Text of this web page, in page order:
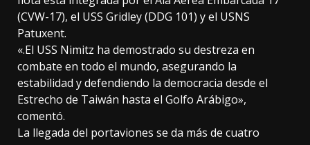
(CVW-17), el USS Gridley (DDG 101) y el USNS
Patuxent.
«.El USS Nimitz ha demostrado su destreza en
combate en todo el mundo, asegurando la
estabilidad y defendiendo la democracia desde el
Estrecho de Taiwán hasta el Golfo Arábigo»,
comentó.
La llegada del portaviones se da más de cuatro